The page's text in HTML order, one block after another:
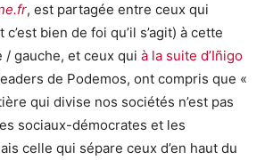
, est partagée entre ceux qui
bien de foi qu’il s’agit) à cette
gauche, et ceux qui à la suite d’Iñigo
de Podemos, ont compris que «
qui divise nos sociétés n’est pas
sociaux-démocrates et les
celle qui sépare ceux d’en haut du